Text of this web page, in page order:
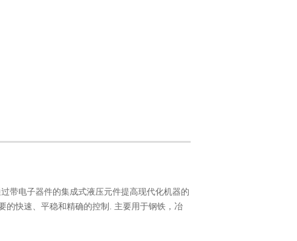
带电子器件的集成式液压元件提高现代化机器的
的快速、平稳和精确的控制. 主要用于钢铁，冶